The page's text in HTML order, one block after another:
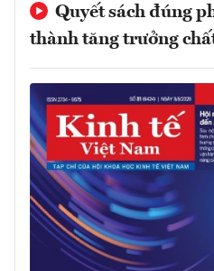
Quyết sách đúng
thành tăng trưởng